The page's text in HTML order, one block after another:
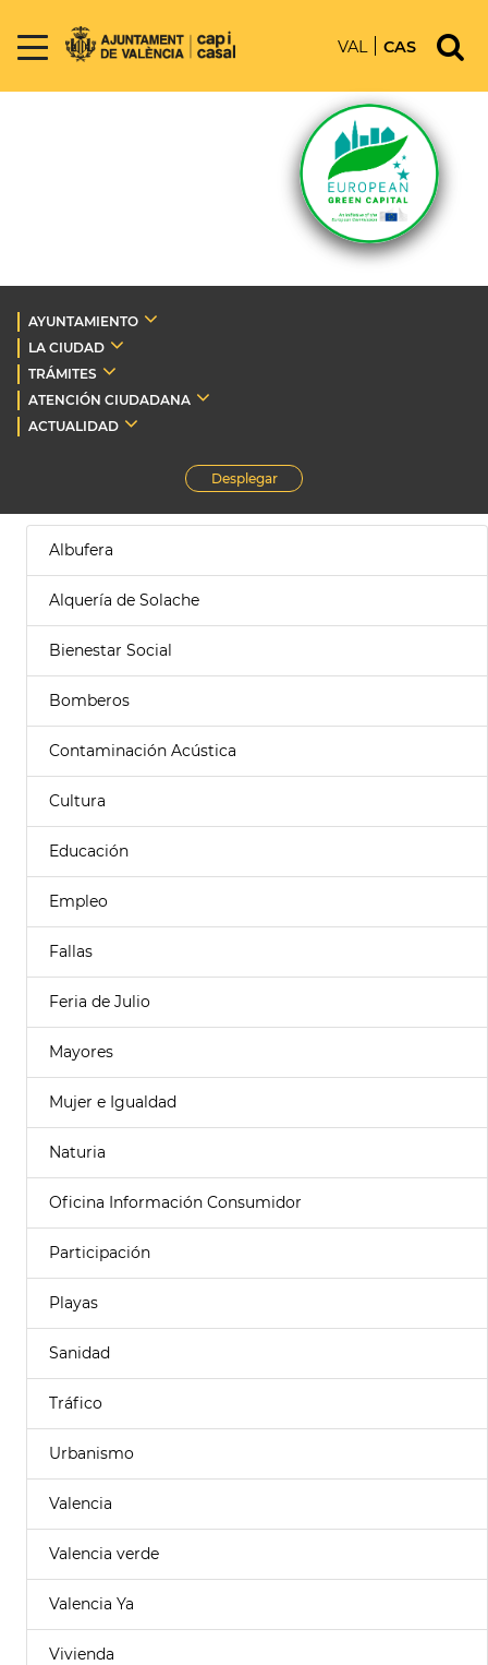
VAL CAS
AYUNTAMIENTO
LA CIUDAD
TRÁMITES
ATENCIÓN CIUDADANA
ACTUALIDAD
Desplegar
Albufera
Alquería de Solache
Bienestar Social
Bomberos
Contaminación Acústica
Cultura
Educación
Empleo
Fallas
Feria de Julio
Mayores
Mujer e Igualdad
Naturia
Oficina Información Consumidor
Participación
Playas
Sanidad
Tráfico
Urbanismo
Valencia
Valencia verde
Valencia Ya
Vivienda